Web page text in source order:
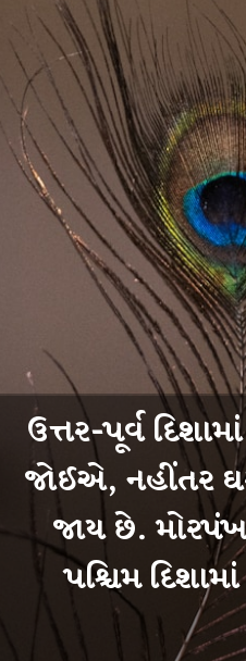
ઉત્તર-પૂર્વ
જોઈએ, નહીંતર
જાય છે.
પશ્ચિમ